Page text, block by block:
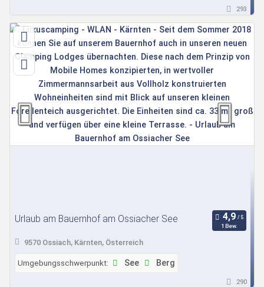
293
Urlaub am Bauernhof am Ossiacher See
1 Bew.
9570 Ossiach, Kärnten, Österreich
Umgebungsschwerpunkt: See Berg
290